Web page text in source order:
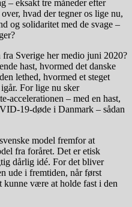
– eksakt tre måneder efter
hvad der tegner os lige nu,
og solidaritet med de svage –
Sverige her medio juni 2020?
hast, hvormed det danske
lethed, hvormed et steget
For lige nu sker
accelerationen – med en hast,
19-døde i Danmark – sådan
model fremfor at
fra foråret. Det er etisk
dårlig idé. For det bliver
ude i fremtiden, når først
kunne være at holde fast i den